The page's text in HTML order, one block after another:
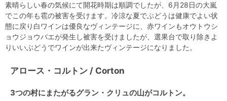
素晴らしい春の気候にて開花時期は順調でしたが、6月28日の大嵐
でこの年も雹の被害を受けます。冷涼な夏でぶどうは健康でよい状
態に戻り白ワインは優良なヴィンテージに、赤ワインもオウトウシ
ョウジョウバエが発生し被害を受けましたが、選果台で取り除きよ
りいいぶどうでワインが出来たヴィンテージになりました。
アロース・コルトン / Corton
3つの村にまたがるグラン・クリュの山がコルトン。